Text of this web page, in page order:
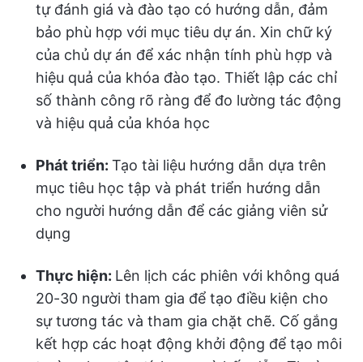
tự đánh giá và đào tạo có hướng dẫn, đảm
bảo phù hợp với mục tiêu dự án. Xin chữ ký
của chủ dự án để xác nhận tính phù hợp và
hiệu quả của khóa đào tạo. Thiết lập các chỉ
số thành công rõ ràng để đo lường tác động
và hiệu quả của khóa học
Phát triển: Tạo tài liệu hướng dẫn dựa trên
mục tiêu học tập và phát triển hướng dẫn
cho người hướng dẫn để các giảng viên sử
dụng
Thực hiện: Lên lịch các phiên với không quá
20-30 người tham gia để tạo điều kiện cho
sự tương tác và tham gia chặt chẽ. Cố gắng
kết hợp các hoạt động khởi động để tạo môi